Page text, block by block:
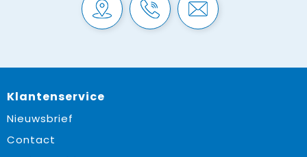
Klantenservice
Nieuwsbrief
Contact